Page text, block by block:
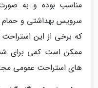
سرویس بهداشتی و حمام
که برخی از این
ممکن است کمی برای
های استراحت عمومی